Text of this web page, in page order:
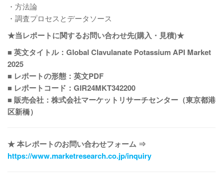
・方法論
・調査プロセスとデータソース
★当レポートに関するお問い合わせ先(購入・見積)★
■ 英文タイトル：Global Clavulanate Potassium API Market
2025
■ レポートの形態：英文PDF
■ レポートコード：GIR24MKT342200
■ 販売会社：株式会社マーケットリサーチセンター（東京都港
区新橋）
★ 本レポートのお問い合わせフォーム ⇒
https://www.marketresearch.co.jp/inquiry